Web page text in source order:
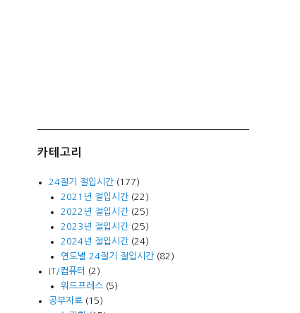
카테고리
24절기 절입시간 (177)
2021년 절입시간(22)
2022년 절입시간(25)
2023년 절입시간(25)
2024년 절입시간(24)
연도별 24절기 절입시간(82)
IT/컴퓨터
(2)
워드프레스(5)
공부자료 (15)